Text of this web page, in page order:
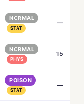
NORMAL
STAT
—
NORMAL
PHYS
15
POISON
STAT
—